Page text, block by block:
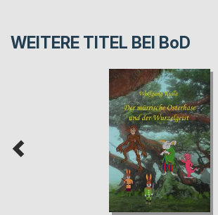
WEITERE TITEL BEI BoD